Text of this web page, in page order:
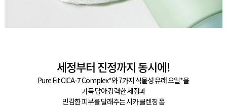
세정부터 진정까지 동시에!
Pure Fit CICA-7 Complex*와 7가지 식물성 유래 오일*을
가득 담아 강력한 세정과
민감한 피부를 달래주는 시카 클렌징 폼